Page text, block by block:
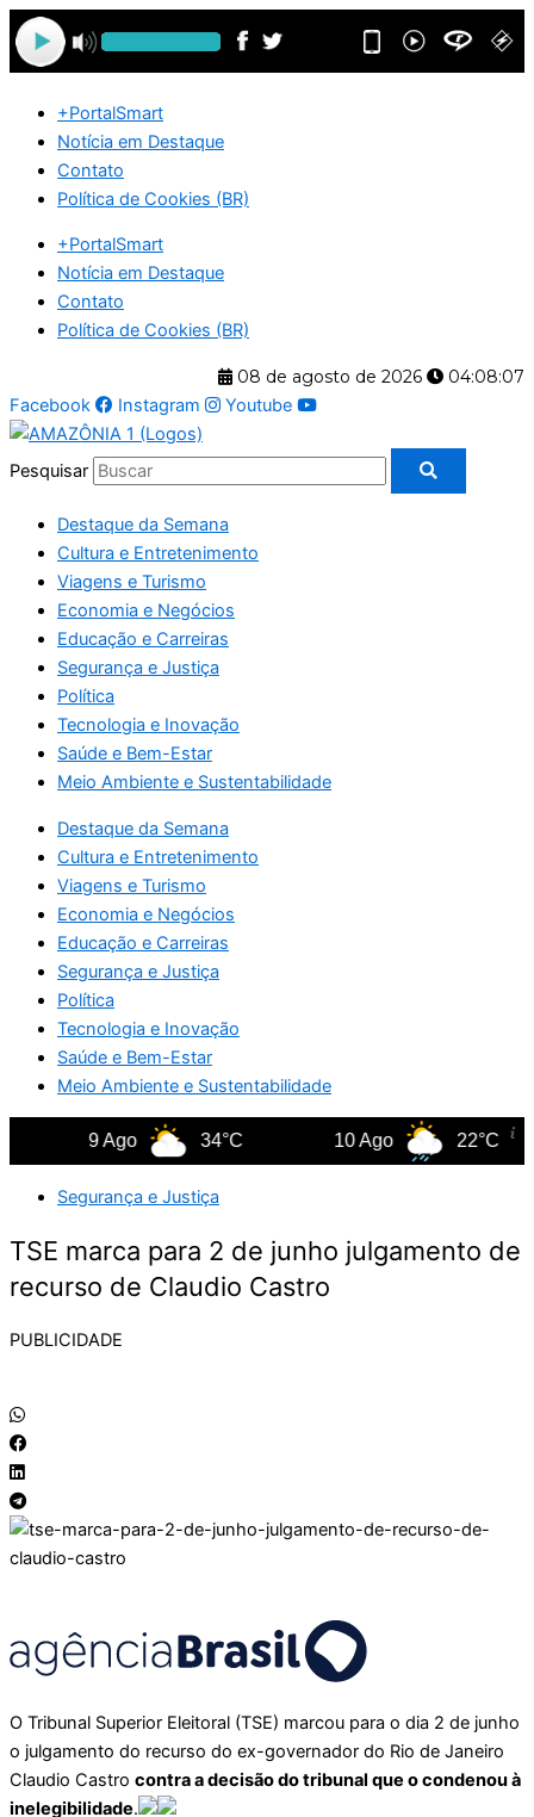
Ir
para
o
+PortalSmart
Notícia em Destaque
Contato
Política de Cookies (BR)
+PortalSmart
Notícia em Destaque
Contato
Política de Cookies (BR)
08 de agosto de 2026
04:08:08
Facebook
Instagram Youtube
Pesquisar
Destaque da Semana
Cultura e Entretenimento
Viagens e Turismo
Economia e Negócios
Educação e Carreiras
Segurança e Justiça
Política
Tecnologia e Inovação
Saúde e Bem-Estar
Meio Ambiente e Sustentabilidade
Destaque da Semana
Cultura e Entretenimento
Viagens e Turismo
Economia e Negócios
Educação e Carreiras
Segurança e Justiça
Política
Tecnologia e Inovação
Saúde e Bem-Estar
Meio Ambiente e Sustentabilidade
9 Ago 34°C 10 Ago 22°C
Segurança e Justiça
TSE marca para 2 de junho julgamento de
recurso de Claudio Castro
PUBLICIDADE
O Tribunal Superior Eleitoral (TSE) marcou para o dia 2 de junho
o julgamento do recurso do ex-governador do Rio de Janeiro
Claudio Castro contra a decisão do tribunal que o condenou à
inelegibilidade.